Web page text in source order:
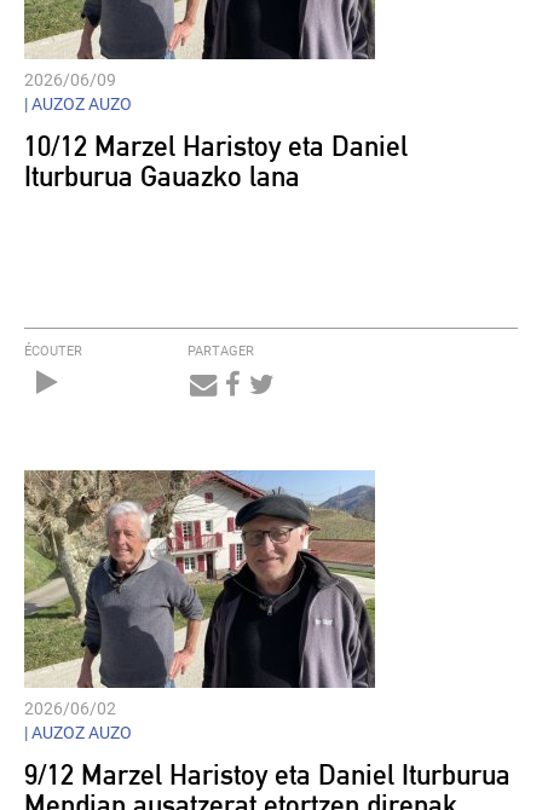
2026/06/09
|AUZOZ AUZO
10/12 Marzel Haristoy eta Daniel
Iturburua Gauazko lana
ÉCOUTER PARTAGER
2026/06/02
|AUZOZ AUZO
9/12 Marzel Haristoy eta Daniel Iturburua